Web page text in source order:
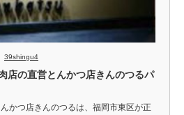
39shingu4
店の直営とんかつ店きんのつるパ
かつ店きんのつるは、福岡市東区が正